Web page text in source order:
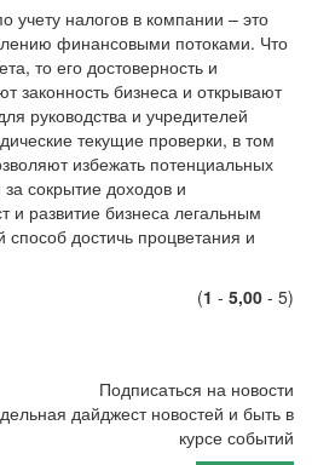
учету налогов в компании – это
финансовыми потоками. Что
то его достоверность и
законность бизнеса и открывают
руководства и учредителей
текущие проверки, в том
избежать потенциальных
за сокрытие доходов и
и развитие бизнеса легальным
достичь процветания и
(1 - 5,00 - 5)
Подписаться на новости
дайджест новостей и быть в
курсе событий